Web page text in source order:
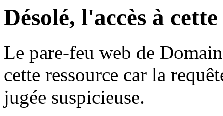
Désolé, l'accès à
Le pare-feu web de
cette ressource car la
jugée suspicieuse.